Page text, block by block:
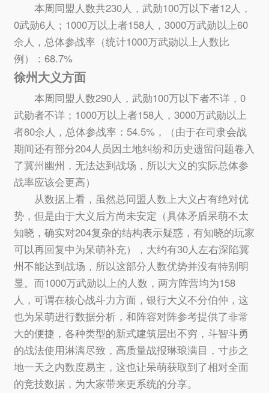
本周同盟人数共230人，武勋100万以下者12人，
0武勋6人；1000万以上者158人，3000万武勋以上60
余人，总体参战率（统计1000万武勋以上人数比
例）：68.7%
徐州大义方面
本周同盟人数290人，武勋100万以下者不详，0
武勋者不详；1000万以上者158人，3000万武勋以上
者80余人，总体参战率：54.5%，（由于在司隶会战
期间还有部分204人员因土地纠纷和历史遗留问题卷入
了冀州幽州，无法达到战场，所以大义的实际总体参
战率应该会更高）
从数据上看，虽然总同盟人数上大义占有绝对优
势，但是由于大义后方尚未安定（具体矛盾呆萌不太
知晓，确实对204复杂的结构表示疑惑，有知晓的玩家
可以再回复中为呆萌补充），大约有30人左右深陷冀
州不能达到战场，所以这部分人数优势并没有特别明
显。而1000万武勋以上的人数，两方阵营均为158
人，可谓在核心战斗力方面，银行大义不分伯仲，这
也为呆萌进行数据分析，和阵容对阵参考提供了非常
大的便捷，各种类型的新式建筑层出不穷，斗智斗勇
的战法使用淋漓尽致，高质量战报琳琅满目，寸步之
地一天之内数度易主，这也让呆萌获取到了相对全面
的竞技数据，为大家带来更系统的分享。